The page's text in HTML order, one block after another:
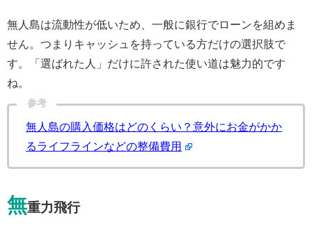
無人島は流動性が低いため、一般に銀行でローンを組めま
せん。つまりキャッシュを持っている方だけの選択肢で
す。「選ばれた人」だけに許された使い道は魅力的です
ね。
参考
無人島の購入価格はどのくらい？意外にお金がかか
るライフラインなどの整備費用
無重力飛行